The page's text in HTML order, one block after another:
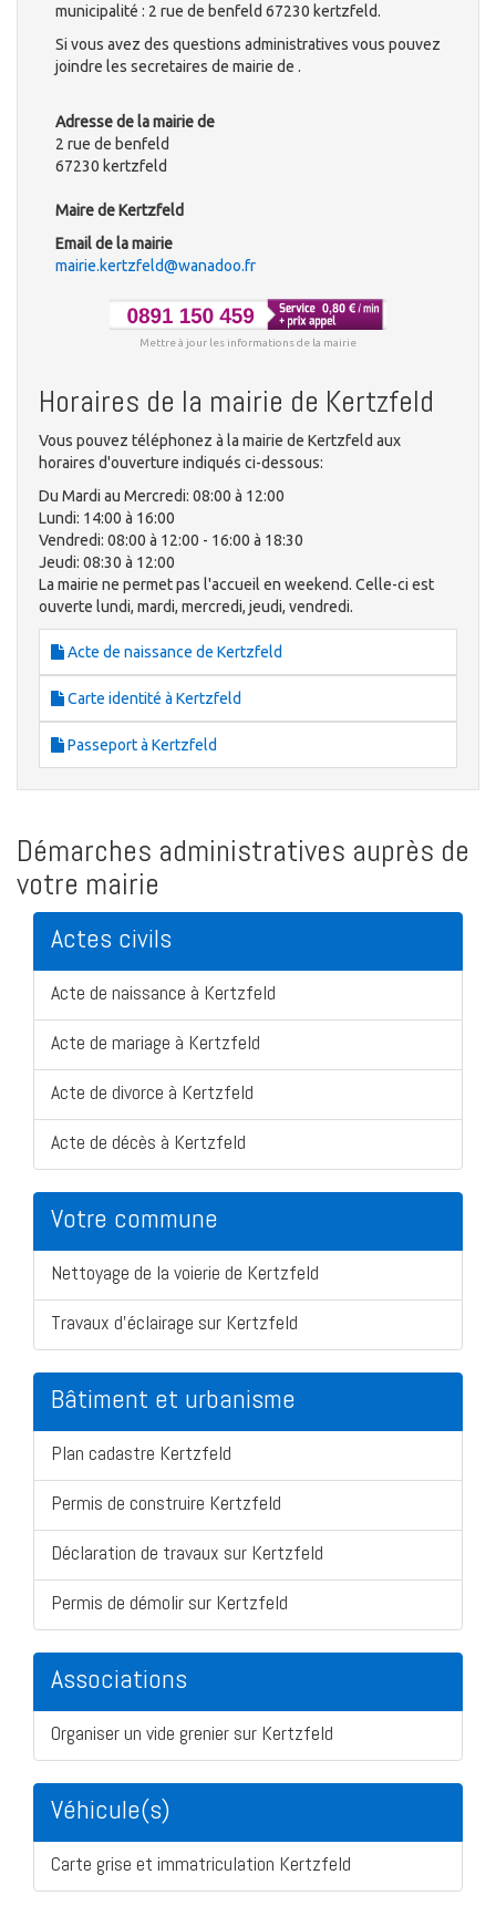
municipalité : 2 rue de benfeld 67230 kertzfeld.
Si vous avez des questions administratives vous pouvez
joindre les secretaires de mairie de .
Adresse de la mairie de
2 rue de benfeld
67230 kertzfeld
Maire de Kertzfeld
Email de la mairie
mairie.kertzfeld@wanadoo.fr
Mettre à jour les informations de la mairie
Horaires de la mairie de Kertzfeld
Vous pouvez téléphonez à la mairie de Kertzfeld aux
horaires d'ouverture indiqués ci-dessous:
Du Mardi au Mercredi: 08:00 à 12:00
Lundi: 14:00 à 16:00
Vendredi: 08:00 à 12:00 - 16:00 à 18:30
Jeudi: 08:30 à 12:00
La mairie ne permet pas l'accueil en weekend. Celle-ci est
ouverte lundi, mardi, mercredi, jeudi, vendredi.
Acte de naissance de Kertzfeld
Carte identité à Kertzfeld
Passeport à Kertzfeld
Démarches administratives auprès de
votre mairie
Actes civils
Acte de naissance à Kertzfeld
Acte de mariage à Kertzfeld
Acte de divorce à Kertzfeld
Acte de décès à Kertzfeld
Votre commune
Nettoyage de la voierie de Kertzfeld
Travaux d'éclairage sur Kertzfeld
Bâtiment et urbanisme
Plan cadastre Kertzfeld
Permis de construire Kertzfeld
Déclaration de travaux sur Kertzfeld
Permis de démolir sur Kertzfeld
Associations
Organiser un vide grenier sur Kertzfeld
Véhicule(s)
Carte grise et immatriculation Kertzfeld